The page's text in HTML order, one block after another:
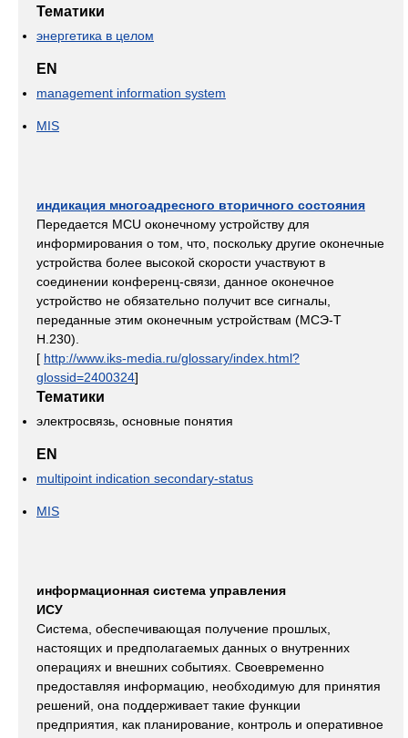
Тематики
энергетика в целом
EN
management information system
MIS
индикация многоадресного вторичного состояния
Передается MCU оконечному устройству для
информирования о том, что, поскольку другие оконечные
устройства более высокой скорости участвуют в
соединении конференц-связи, данное оконечное
устройство не обязательно получит все сигналы,
переданные этим оконечным устройствам (МСЭ-Т
Н.230).
[ http://www.iks-media.ru/glossary/index.html?
glossid=2400324]
Тематики
электросвязь, основные понятия
EN
multipoint indication secondary-status
MIS
информационная система управления
ИСУ
Система, обеспечивающая получение прошлых,
настоящих и предполагаемых данных о внутренних
операциях и внешних событиях. Своевременно
предоставляя информацию, необходимую для принятия
решений, она поддерживает такие функции
предприятия, как планирование, контроль и оперативное